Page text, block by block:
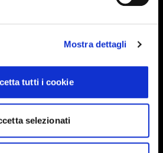
Mostra dettagli
tutti i cookie
selezionati
EMAIL
Privacy Policy